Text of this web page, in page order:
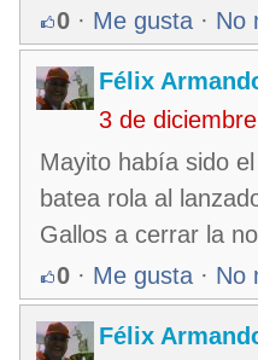
0 · Me gusta · No
Félix
3 de
Mayito había sido
batea rola al
Gallos a cerrar la
0 · Me gusta · No
Félix